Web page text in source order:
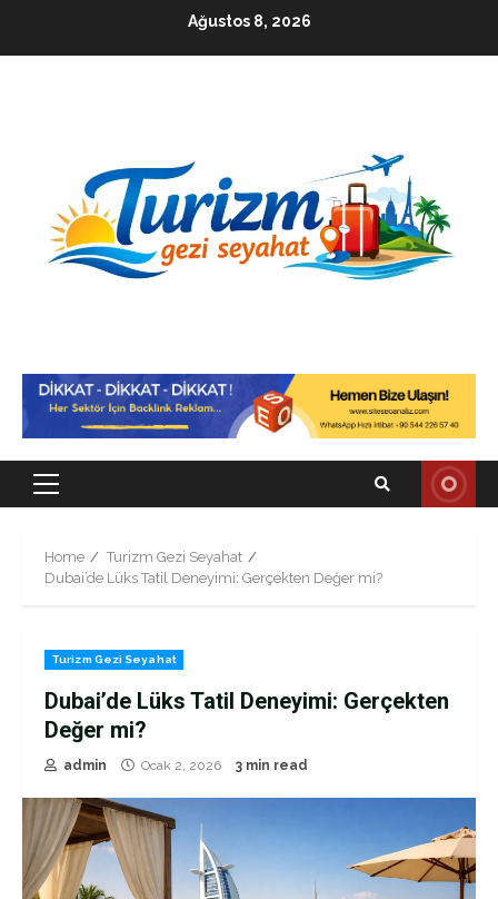
Ağustos 8, 2026
Primary
Home
Turizm Gezi Seyahat
Dubai’de Lüks Tatil Deneyimi: Gerçekten Değer mi?
Turizm Gezi Seyahat
Dubai’de Lüks Tatil Deneyimi: Gerçekten
Değer mi?
admin Ocak 2, 2026 3 min read